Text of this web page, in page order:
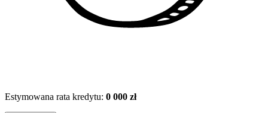
Estymowana rata kredytu: 0 000 zł